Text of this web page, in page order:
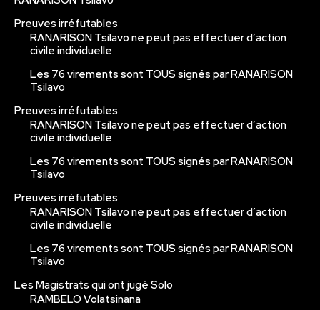
Preuves irréfutables
RANARISON Tsilavo ne peut pas effectuer d’action
civile individuelle
Les 76 virements sont TOUS signés par RANARISON
Tsilavo
Preuves irréfutables
RANARISON Tsilavo ne peut pas effectuer d’action
civile individuelle
Les 76 virements sont TOUS signés par RANARISON
Tsilavo
Preuves irréfutables
RANARISON Tsilavo ne peut pas effectuer d’action
civile individuelle
Les 76 virements sont TOUS signés par RANARISON
Tsilavo
Les Magistrats qui ont jugé Solo
RAMBELO Volatsinana